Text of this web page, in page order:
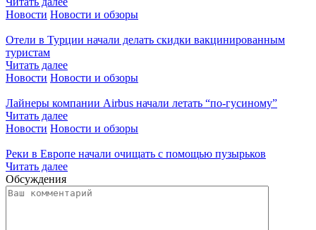
Новости Новости и обзоры
Отели в Турции начали делать скидки вакцинированным
туристам
Читать далее
Новости Новости и обзоры
Лайнеры компании Airbus начали летать “по-гусиному”
Читать далее
Новости Новости и обзоры
Реки в Европе начали очищать с помощью пузырьков
Читать далее
Обсуждения